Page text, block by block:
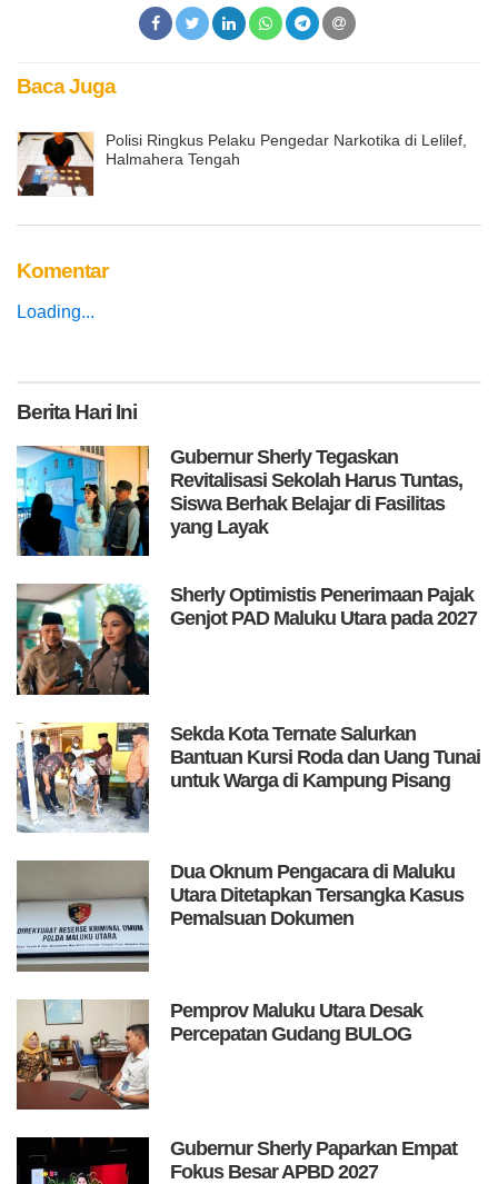
Baca Juga
Polisi Ringkus Pelaku Pengedar Narkotika di Lelilef,
Halmahera Tengah
Komentar
Loading...
BeritaHari Ini
Gubernur Sherly Tegaskan
Revitalisasi Sekolah Harus Tuntas,
Siswa Berhak Belajar di Fasilitas
yang Layak
Sherly Optimistis Penerimaan Pajak
Genjot PAD Maluku Utara pada 2027
Sekda Kota Ternate Salurkan
Bantuan Kursi Roda dan Uang Tunai
untuk Warga di Kampung Pisang
Dua Oknum Pengacara di Maluku
Utara Ditetapkan Tersangka Kasus
Pemalsuan Dokumen
Pemprov Maluku Utara Desak
Percepatan Gudang BULOG
Gubernur Sherly Paparkan Empat
Fokus Besar APBD 2027